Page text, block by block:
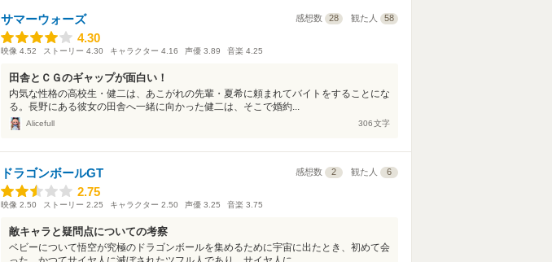
サマーウォーズ 感想数 28 観た人 58
4.30
4.30
映像 4.52 ストーリー 4.30 キャラクター 4.16 声優 3.89 音楽 4.25
田舎とＣＧのギャップが面白い！
内気な性格の高校生・健二は、あこがれの先輩・夏希に頼まれてバイトをすることにな
る。長野にある彼女の田舎へ一緒に向かった健二は、そこで婚約...
Alicefull 306文字
ドラゴンボールGT 感想数 2 観た人 6
2.75
2.75
映像 2.50 ストーリー 2.25 キャラクター 2.50 声優 3.25 音楽 3.75
敵キャラと疑問点についての考察
ベビーについて悟空が究極のドラゴンボールを集めるために宇宙に出たとき、初めて会